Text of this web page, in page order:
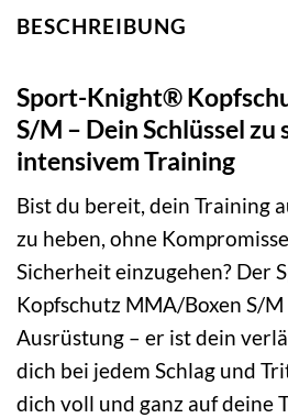
BESCHREIBUNG
Sport-Knight®
S/M – Dein Schlüssel zu
intensivem Training
Bist du bereit, dein Training
zu heben, ohne
Sicherheit einzugehen? Der
Kopfschutz MMA/Boxen S/
Ausrüstung – er ist dein
dich bei jedem Schlag und
dich voll und ganz auf deine